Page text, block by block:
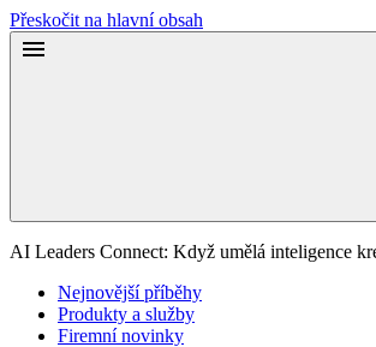
Přeskočit na hlavní obsah
AI Leaders Connect: Když umělá inteligence
Nejnovější příběhy
Produkty a služby
Firemní novinky